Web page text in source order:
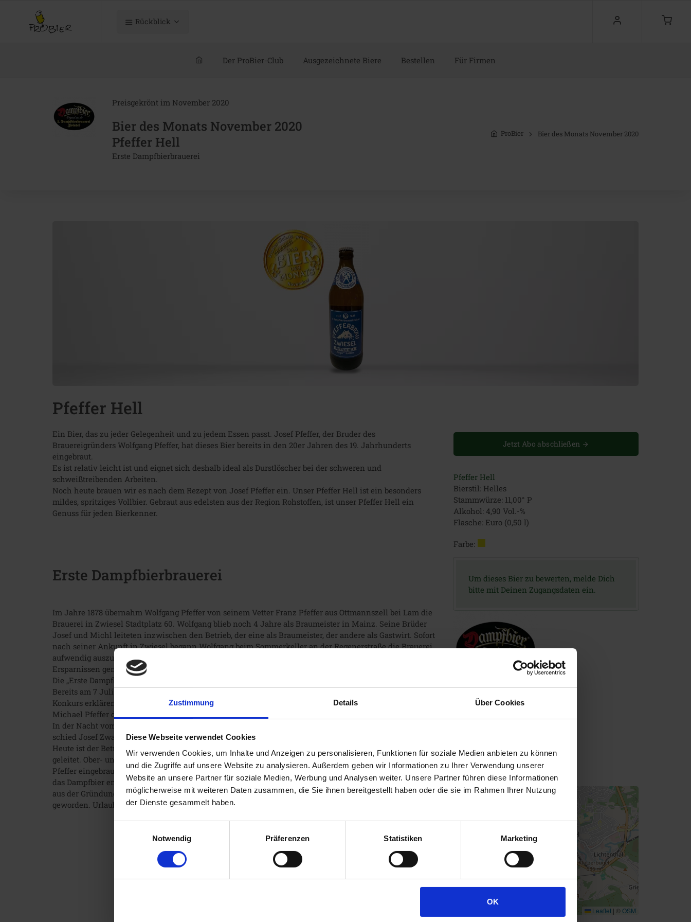
Zustimmung Details Über Cookies
Diese Webseite verwendet Cookies
Wir verwenden Cookies, um Inhalte und Anzeigen zu personalisieren, Funktionen für soziale Medien anbieten zu können
und die Zugriffe auf unsere Website zu analysieren. Außerdem geben wir Informationen zu Ihrer Verwendung unserer
Website an unsere Partner für soziale Medien, Werbung und Analysen weiter. Unsere Partner führen diese Informationen
möglicherweise mit weiteren Daten zusammen, die Sie ihnen bereitgestellt haben oder die sie im Rahmen Ihrer Nutzung
der Dienste gesammelt haben.
Notwendig
Präferenzen Statistiken Marketing
OK
Rückblick
Der ProBier-Club Ausgezeichnete Biere Bestellen Für Firmen
Preisgekrönt im November 2020
Bier des Monats November 2020
Pfeffer Hell
Erste Dampfbierbrauerei
ProBier Bier des Monats November 2020
Pfeffer Hell
Ein Bier, das zu jeder Gelegenheit und zu jedem Essen passt. Josef Pfeffer, der Bruder des
Brauereigründers Wolfgang Pfeffer, hat dieses Bier bereits in den 20er Jahren des 19. Jahrhunderts
eingebraut.
Es ist relativ leicht ist und eignet sich deshalb ideal als Durstlöscher bei der schweren und
schweißtreibenden Arbeiten.
Noch heute brauen wir es nach dem Rezept von Josef Pfeffer ein. Unser Pfeffer Hell ist ein besonders
mildes, spritziges Vollbier. Gebraut aus edelsten aus der Region Rohstoffen, ist unser Pfeffer Hell ein
Genuss für jeden Bierkenner.
Erste Dampfbierbrauerei
Im Jahre 1878 übernahm Wolfgang Pfeffer von seinem Vetter Franz Pfeffer aus Ottmannszell bei Lam die
Brauerei in Zwiesel Stadtplatz 60. Wolfgang blieb noch 4 Jahre als Braumeister in Mainz. Seine Brüder
Josef und Michl leiteten inzwischen den Betrieb, der eine als Braumeister, der andere als Gastwirt. Sofort
nach seiner Ankunft in Zwiesel begann Wolfgang beim Sommerkeller an der Regenerstraße die Brauerei
aufwendig auszubauen. Dies führte bald zu finanziellen Schwierigkeiten, die nur mit Hilfe von Josefs
Ersparnissen gemeistert werden konnten.
Die „Erste Dampfbierbrauerei Zwiesel“ wurde gegründet. Es war das Jahr 1889.
Bereits am 7 Juli 1891 starb Wolfgang. Am 31. Januar 1892 musste seine Erbin Anna am Amtsgericht Regen
Konkurs erklären. Noch vor Konkursschluss kaufte der Gerichtsvollzieher Josef Zwack mit Josef und
Michael Pfeffer der Witwe das gesamte Anwesen ab.
In der Nacht vom 2. auf den 3. Oktober 1898 brannte die Brauerei total nieder. Nach dem Wiederaufbau
schied Josef Zwack im Jahre 1901 gegen eine Ablöse wieder aus dem Betrieb aus.
Heute ist der Betrieb immer noch in Familienbesitz und wird von Mark Pfeffer in der 5. Generation
geleitet. Ober- und untergärige Biere werden auch heute noch in der Tradition von Wolfgang und Josef
Pfeffer eingebraut und im mittleren bayrischen Wald vertrieben. Zur Spezialität der Brauerei hat sich aber
das Dampfbier entwickelt. Es wurde im Jahre 1989 zur 100 Jahrfeier nach den überlieferten Vorschriften
aus der Gründungszeit wieder eingebraut. Seither ist das Dampfbier aus Zwiesel zu einem Begriff
geworden. Urlauber haben es weit über den Bayerischen Wald hinaus bekannt gemacht.
Jetzt Abo abschließen
Pfeffer Hell
Bierstil: Helles
Stammwürze: 11,00° P
Alkohol: 4,90 Vol.-%
Flasche: Euro (0,50 l)
Farbe:
Um dieses Bier zu bewerten, melde Dich
bitte mit Deinen Zugangsdaten ein.
Regener Straße 9
info@dampfbier.de
https://www.dampfbier.de
Leaflet | ©OSM